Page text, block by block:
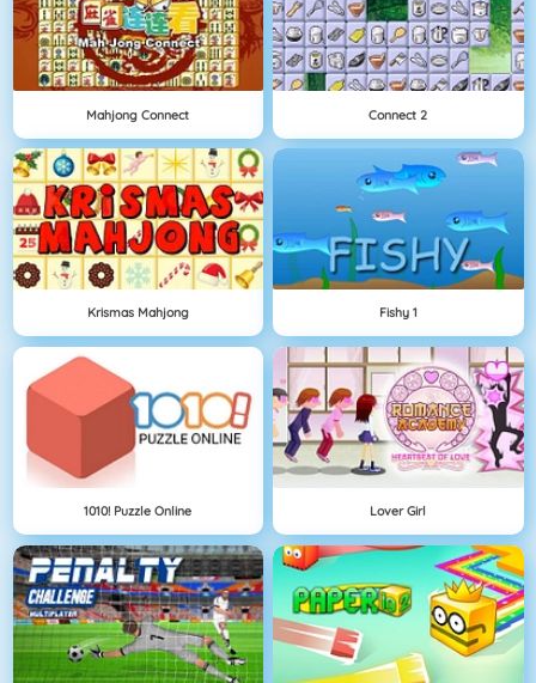
Mahjong Connect Connect 2
Krismas Mahjong Fishy 1
1010! Puzzle Online Lover Girl